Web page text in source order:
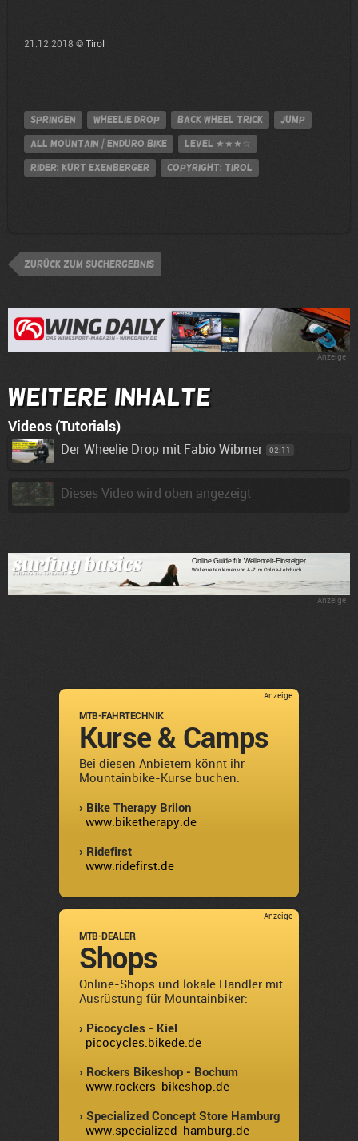
21.12.2018 © Tirol
Springen Wheelie Drop back wheel trick jump
All Mountain / Enduro Bike Level ★★★☆
Rider: Kurt Exenberger Copyright: Tirol
zurück zum Suchergebnis
Anzeige
Weitere Inhalte
Videos (Tutorials)
Der Wheelie Drop mit Fabio Wibmer 02:11
Dieses Video wird oben angezeigt
Anzeige
Anzeige
MTB-FAHRTECHNIK
Kurse & Camps
Bei diesen Anbietern könnt ihr
Mountainbike-Kurse buchen:
› Bike Therapy Brilon
www.biketherapy.de
› Ridefirst
www.ridefirst.de
Anzeige
MTB-DEALER
Shops
Online-Shops und lokale Händler mit
Ausrüstung für Mountainbiker:
› Picocycles - Kiel
picocycles.bikede.de
› Rockers Bikeshop - Bochum
www.rockers-bikeshop.de
› Specialized Concept Store Hamburg
www.specialized-hamburg.de